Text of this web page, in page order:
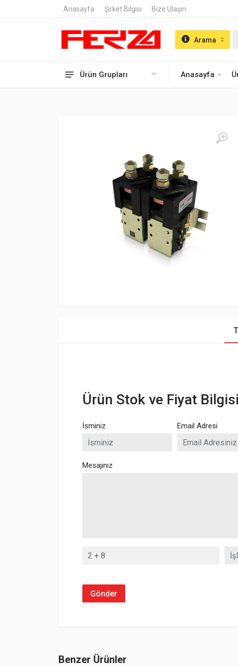
Anasayfa Şirket Bilgisi Bize Ulaşın
Ürün Grupları Anasayfa
Arama
Ürün Stok ve Fiyat
İsminiz Email Adresi
Mesajınız
Gönder
Benzer Ürünler